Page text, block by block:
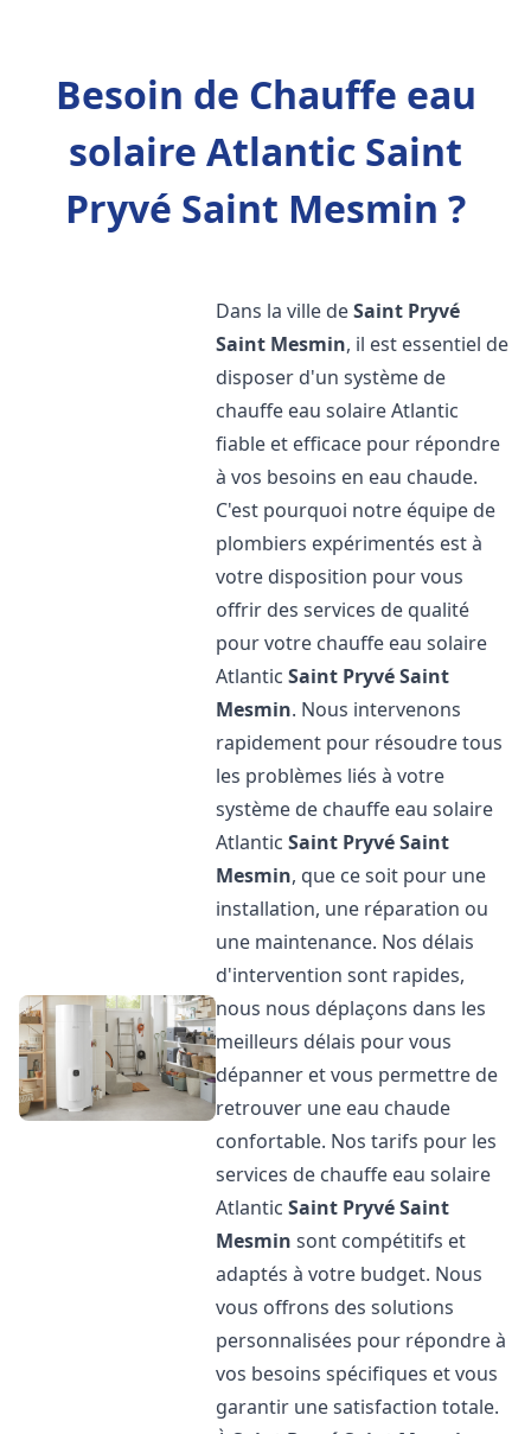
Besoin de Chauffe eau
solaire Atlantic Saint
Pryvé Saint Mesmin ?
Dans la ville deSaint Pryvé
Saint Mesmin, il est essentiel de
disposer d'un système de
chauffe eau solaire Atlantic
fiable et efficace pour répondre
à vos besoins en eau chaude.
C'est pourquoi notre équipe de
plombiers expérimentés est à
votre disposition pour vous
offrir des services de qualité
pour votre chauffe eau solaire
AtlanticSaint Pryvé Saint
Mesmin. Nous intervenons
rapidement pour résoudre tous
les problèmes liés à votre
système de chauffe eau solaire
AtlanticSaint Pryvé Saint
Mesmin, que ce soit pour une
installation, une réparation ou
une maintenance. Nos délais
d'intervention sont rapides,
nous nous déplaçons dans les
meilleurs délais pour vous
dépanner et vous permettre de
retrouver une eau chaude
confortable. Nos tarifs pour les
services de chauffe eau solaire
AtlanticSaint Pryvé Saint
Mesmin sont compétitifs et
adaptés à votre budget. Nous
vous offrons des solutions
personnalisées pour répondre à
vos besoins spécifiques et vous
garantir une satisfaction totale.